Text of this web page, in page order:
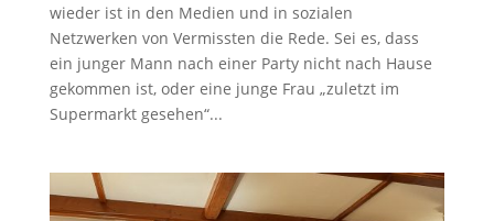
wieder ist in den Medien und in sozialen
Netzwerken von Vermissten die Rede. Sei es, dass
ein junger Mann nach einer Party nicht nach Hause
gekommen ist, oder eine junge Frau „zuletzt im
Supermarkt gesehen“...